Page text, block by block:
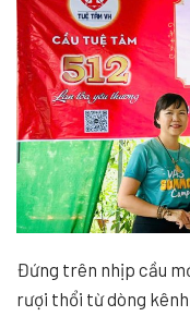
Đứng trên nhịp cầu
rượi thổi từ dòng